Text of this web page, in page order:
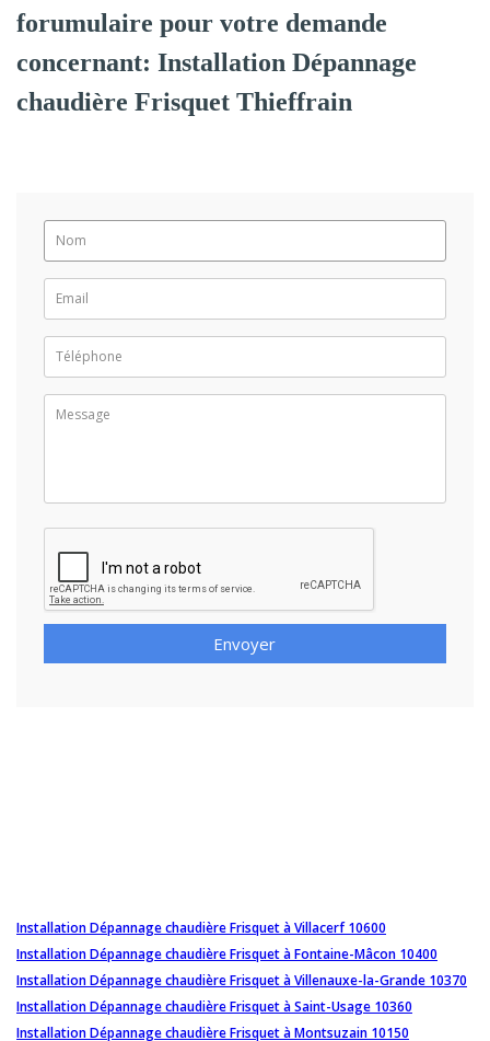
forumulaire pour votre demande
concernant: Installation Dépannage
chaudière Frisquet Thieffrain
Envoyer
Installation Dépannage chaudière Frisquet à Villacerf 10600
Installation Dépannage chaudière Frisquet à Fontaine-Mâcon 10400
Installation Dépannage chaudière Frisquet à Villenauxe-la-Grande 10370
Installation Dépannage chaudière Frisquet à Saint-Usage 10360
Installation Dépannage chaudière Frisquet à Montsuzain 10150